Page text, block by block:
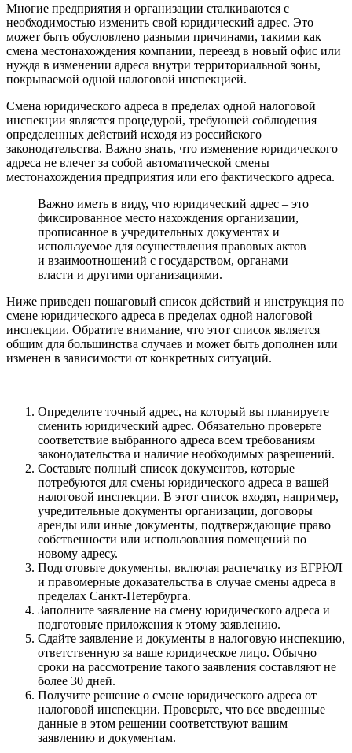
Многие предприятия и организации сталкиваются с
необходимостью изменить свой юридический адрес. Это
может быть обусловлено разными причинами, такими как
смена местонахождения компании, переезд в новый офис или
нужда в изменении адреса внутри территориальной зоны,
покрываемой одной налоговой инспекцией.
Смена юридического адреса в пределах одной налоговой
инспекции является процедурой, требующей соблюдения
определенных действий исходя из российского
законодательства. Важно знать, что изменение юридического
адреса не влечет за собой автоматической смены
местонахождения предприятия или его фактического адреса.
Важно иметь в виду, что юридический адрес – это
фиксированное место нахождения организации,
прописанное в учредительных документах и
используемое для осуществления правовых актов
и взаимоотношений с государством, органами
власти и другими организациями.
Ниже приведен пошаговый список действий и инструкция по
смене юридического адреса в пределах одной налоговой
инспекции. Обратите внимание, что этот список является
общим для большинства случаев и может быть дополнен или
изменен в зависимости от конкретных ситуаций.
Определите точный адрес, на который вы планируете
сменить юридический адрес. Обязательно проверьте
соответствие выбранного адреса всем требованиям
законодательства и наличие необходимых разрешений.
Составьте полный список документов, которые
потребуются для смены юридического адреса в вашей
налоговой инспекции. В этот список входят, например,
учредительные документы организации, договоры
аренды или иные документы, подтверждающие право
собственности или использования помещений по
новому адресу.
Подготовьте документы, включая распечатку из ЕГРЮЛ
и правомерные доказательства в случае смены адреса в
пределах Санкт-Петербурга.
Заполните заявление на смену юридического адреса и
подготовьте приложения к этому заявлению.
Сдайте заявление и документы в налоговую инспекцию,
ответственную за ваше юридическое лицо. Обычно
сроки на рассмотрение такого заявления составляют не
более 30 дней.
Получите решение о смене юридического адреса от
налоговой инспекции. Проверьте, что все введенные
данные в этом решении соответствуют вашим
заявлению и документам.